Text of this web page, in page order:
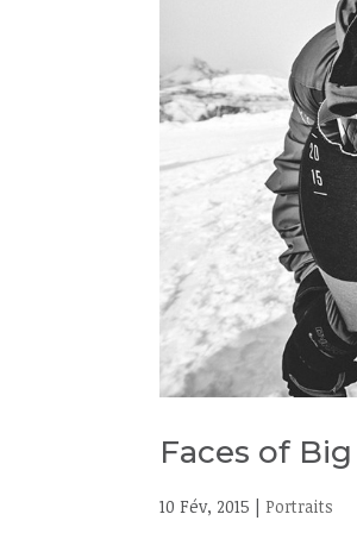
Faces of
10 Fév, 2015 | Portraits